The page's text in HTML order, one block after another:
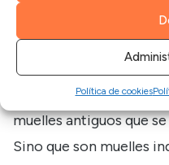
Política de cookies
beneficios, los
ensacados con capas
densidad, aportando
Cabe destacar que
muelles antiguos que
Sino que son muelles